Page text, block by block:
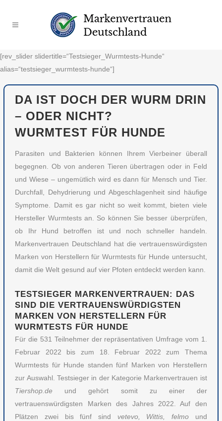
[rev_slider slidertitle=“Testsieger_Wurmtests-Hunde“
alias=“testsieger_wurmtests-hunde“]
DA IST DOCH DER WURM DRIN
– ODER NICHT?
WURMTEST FÜR HUNDE
Parasiten und Bakterien können Ihrem Vierbeiner überall
begegnen. Ob von anderen Tieren übertragen oder in Feld
und Wiese – ungemütlich wird es dann für Mensch und Tier.
Durchfall, Dehydrierung und Abgeschlagenheit sind häufige
Symptome. Damit es gar nicht so weit kommt, bieten viele
Hersteller Wurmtests an. So können Sie besser überprüfen,
ob Ihr Hund betroffen ist und noch schneller handeln.
Markenvertrauen Deutschland hat die vertrauenswürdigsten
Marken von Herstellern für Wurmtests für Hunde untersucht,
damit die Welt gesund auf vier Pfoten entdeckt werden kann.
TESTSIEGER MARKENVERTRAUEN: DAS
SIND DIE VERTRAUENSWÜRDIGSTEN
MARKEN VON HERSTELLERN FÜR
WURMTESTS FÜR HUNDE
Für die 531 Teilnehmer der repräsentativen Umfrage vom 1.
Februar 2022 bis zum 18. Februar 2022 zum Thema
Wurmtests für Hunde standen fünf Marken von Herstellern
zur Auswahl. Testsieger in der Kategorie Markenvertrauen ist
Tiershop.de und gehört somit zu einer der
vertrauenswürdigsten Marken des Jahres 2022. Auf den
Plätzen zwei bis fünf sind vetevo, Wittis, felmo und